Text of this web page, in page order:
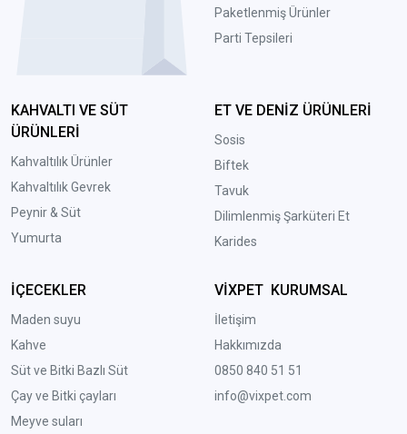
Paketlenmiş Ürünler
Parti Tepsileri
KAHVALTI VE SÜT
ÜRÜNLERİ
Kahvaltılık Ürünler
Kahvaltılık Gevrek
Peynir & Süt
Yumurta
ET VE DENİZ ÜRÜNLERİ
Sosis
Biftek
Tavuk
Dilimlenmiş Şarküteri Et
Karides
İÇECEKLER
Maden suyu
Kahve
Süt ve Bitki Bazlı Süt
Çay ve Bitki çayları
Meyve suları
VİXPET KURUMSAL
İletişim
Hakkımızda
0850 840 51 51
info@vixpet.com